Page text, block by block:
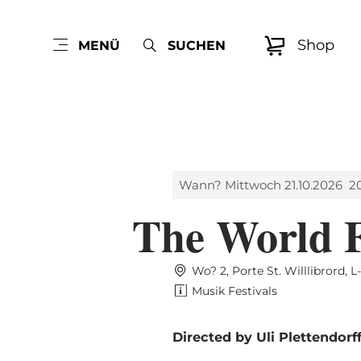
MENÜ SUCHEN Shop
Wann? Mittwoch 21.10.2026
The World
Wo? 2, Porte St. Willlibrord,
Musik Festivals
Directed by Uli